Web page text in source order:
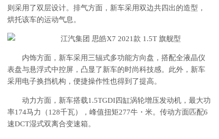
则采用了双层设计。排气方面，新车采用双边共四出的造型，
烘托该车的运动气息。
内饰方面，新车采用三辐式多功能方向盘，搭配全液晶仪
表盘与悬浮式中控屏，凸显了新车的时尚科技感。此外，新车
采用电子换挡机构，便捷操作性也得到了提高。
动力方面，新车搭载1.5TGDI四缸涡轮增压发动机，最大功
率174马力（128千瓦），峰值扭矩277牛・米。传动方面匹配6
速DCT湿式双离合变速箱。